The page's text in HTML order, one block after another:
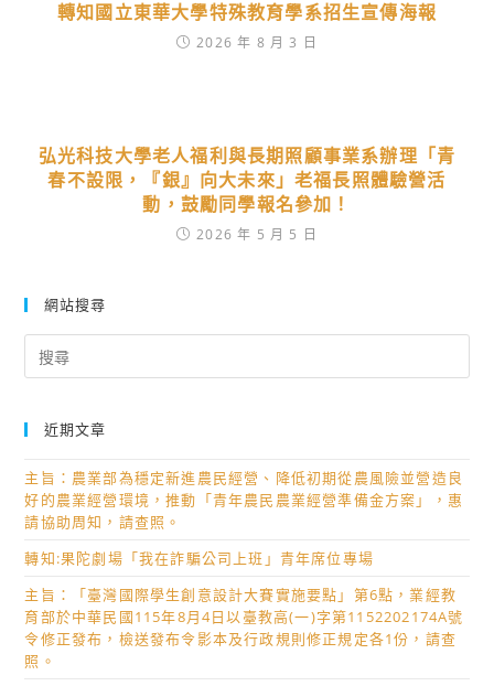
轉知國立東華大學特殊教育學系招生宣傳海報
2026 年 8 月 3 日
弘光科技大學老人福利與長期照顧事業系辦理「青
春不設限，『銀』向大未來」老福長照體驗營活
動，鼓勵同學報名參加！
2026 年 5 月 5 日
網站搜尋
for:
近期文章
主旨：農業部為穩定新進農民經營、降低初期從農風險並營造良
好的農業經營環境，推動「青年農民農業經營準備金方案」，惠
請協助周知，請查照。
轉知:果陀劇場「我在詐騙公司上班」青年席位專場
主旨：「臺灣國際學生創意設計大賽實施要點」第6點，業經教
育部於中華民國115年8月4日以臺教高(一)字第1152202174A號
令修正發布，檢送發布令影本及行政規則修正規定各1份，請查
照。